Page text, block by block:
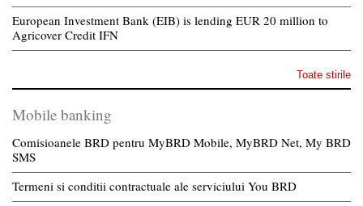
European Investment Bank (EIB) is lending EUR 20 million to
Agricover Credit IFN
Toate stirile
Mobile banking
Comisioanele BRD pentru MyBRD Mobile, MyBRD Net, My BRD
SMS
Termeni si conditii contractuale ale serviciului You BRD